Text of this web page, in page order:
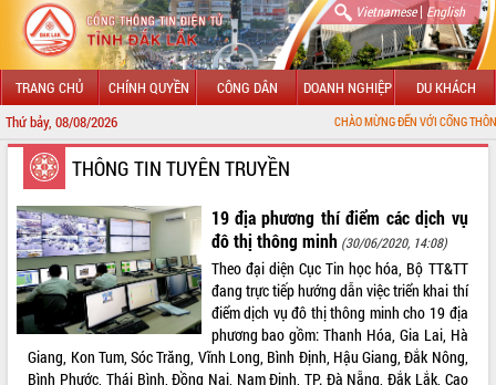
Vietnamese| English
TRANG CHỦ CHÍNH QUYỀN CÔNG DÂN DOANH NGHIỆP DU KHÁCH
Thứ bảy, 08/08/2026 CHÀO MỪNG ĐẾN VỚI CỔNG THÔNG TIN ĐIỆN TỬ
GIỚI THIỆU
LÃNH ĐẠO UBND TỈNH
TIN TỨC SỰ KIỆN
SỞ, BAN, NGÀNH
THÔNG TIN TUYÊN TRUYỀN
19 địa phương thí điểm các dịch vụ
đô thị thông minh (30/06/2020, 14:08)
Theo đại diện Cục Tin học hóa, Bộ TT&TT
đang trực tiếp hướng dẫn việc triển khai thí
điểm dịch vụ đô thị thông minh cho 19 địa
phương bao gồm: Thanh Hóa, Gia Lai, Hà
Giang, Kon Tum, Sóc Trăng, Vĩnh Long, Bình Định, Hậu Giang, Đắk Nông,
Bình Phước, Thái Bình, Đồng Nai, Nam Định, TP. Đà Nẵng, Đắk Lắk, Cao